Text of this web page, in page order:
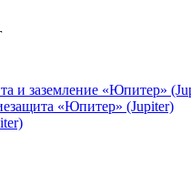
и заземление «Юпитер»
«Юпитер» (Jupiter)